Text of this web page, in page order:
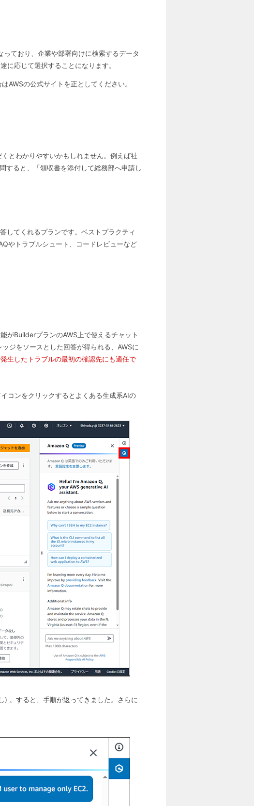
ており、企業や部署向けに検索するデータ
に応じて選択することになります。
AWSの公式サイトを正としてください。
とわかりやすいかもしれません。例えば社
すると、「領収書を添付して総務部へ申請し
してくれるプランです。ベストプラクティ
やトラブルシュート、コードレビューなど
がBuilderプランのAWS上で使えるチャット
ジをソースとした回答が得られる、AWSに
生したトラブルの最初の確認先にも適任で
コンをクリックするとよくある生成系AIの
。すると、手順が返ってきました。さらに